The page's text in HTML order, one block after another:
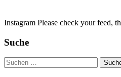
Instagram Please check your feed,
Suche
Suchen
nach: